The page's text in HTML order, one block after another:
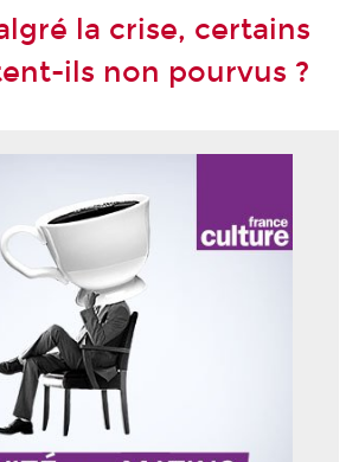
la crise, certains
ils non pourvus ?